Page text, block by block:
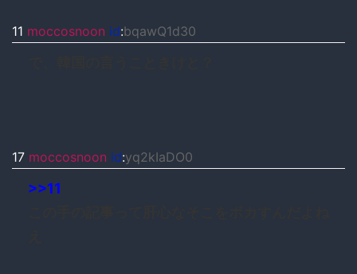
11 moccosnoon id:bqawQ1d30
17 moccosnoon id:yq2kIaDO0
>>11